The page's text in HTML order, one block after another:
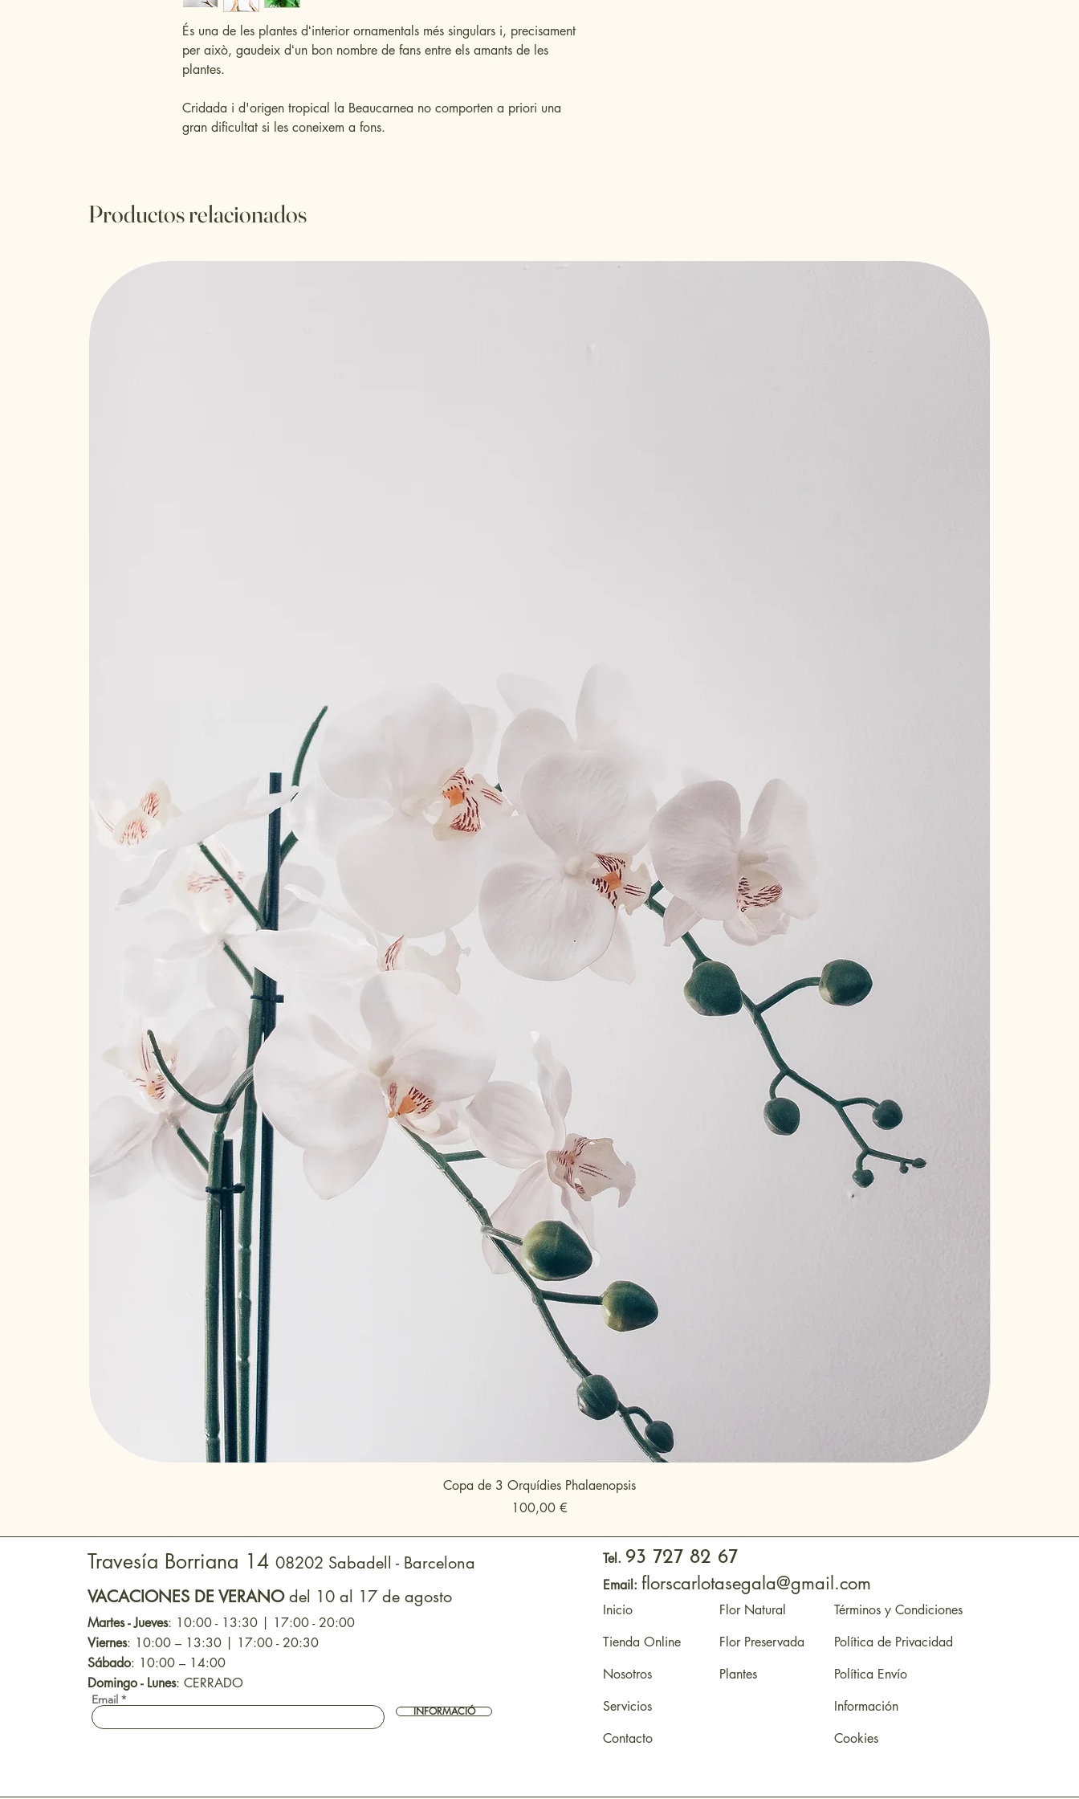
És una de les plantes dʻinterior ornamentals més singulars i, precisament
per això, gaudeix dʻun bon nombre de fans entre els amants de les
plantes.
Cridada i d'origen tropical la Beaucarnea no comporten a priori una
gran dificultat si les coneixem a fons.
Productos relacionados
Copa de 3 Orquídies Phalaenopsis
Precio
100,00 €
Travesía Borriana 14 08202 Sabadell - Barcelona
VACACIONES DE VERANOdel 10 al 17 de agosto
Martes - Jueves: 10:00 - 13:30 | 17:00 - 20:00
Viernes: 10:00 – 13:30 | 17:00 - 20:30
Sábado: 10:00 – 14:00
Domingo - Lunes: CERRADO
Email
INFORMACIÓ
Tel. 93 727 82 67
Email:florscarlotasegala@gmail.com
Inicio
Tienda Online
Nosotros
Servicios
Contacto
Flor Natural
Flor Preservada
Plantes
Términos y Condiciones
Política de Privacidad
Política Envío
Información
Cookies